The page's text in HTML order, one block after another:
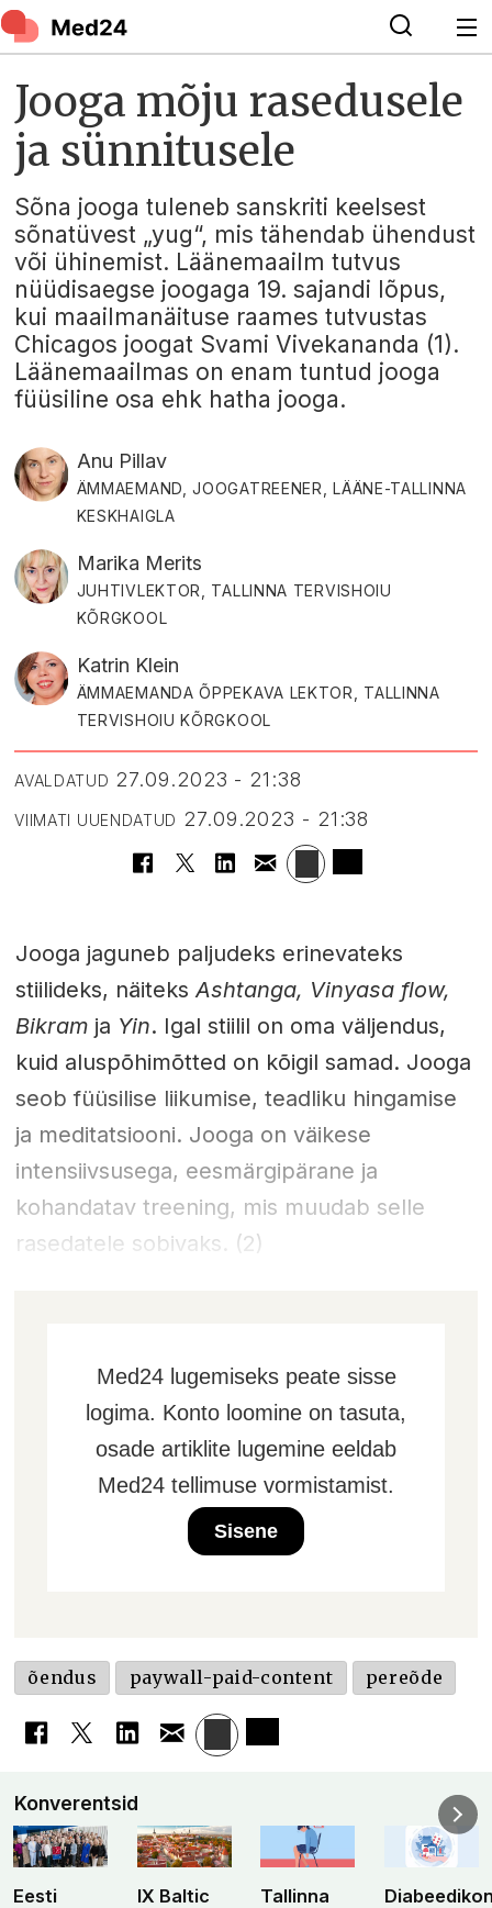
Jooga mõju rasedusele
ja sünnitusele
Sõna jooga tuleneb sanskriti keelsest
sõnatüvest „yug“, mis tähendab ühendust
või ühinemist. Läänemaailm tutvus
nüüdisaegse joogaga 19. sajandi lõpus,
kui maailmanäituse raames tutvustas
Chicagos joogat Svami Vivekananda (1).
Läänemaailmas on enam tuntud jooga
füüsiline osa ehk hatha jooga.
Anu Pillav
ÄMMAEMAND, JOOGATREENER, LÄÄNE-TALLINNA
KESKHAIGLA
Marika Merits
JUHTIVLEKTOR, TALLINNA TERVISHOIU
KÕRGKOOL
Katrin Klein
ÄMMAEMANDA ÕPPEKAVA LEKTOR, TALLINNA
TERVISHOIU KÕRGKOOL
AVALDATUD 27.09.2023 - 21:38
VIIMATI UUENDATUD 27.09.2023 - 21:38
Jooga jaguneb paljudeks erinevateks
stiilideks, näiteksAshtanga, Vinyasa flow,
Bikramja Yin. Igal stiilil on oma väljendus,
kuid aluspõhimõtted on kõigil samad. Jooga
seob füüsilise liikumise, teadliku hingamise
ja meditatsiooni. Jooga on väikese
intensiivsusega, eesmärgipärane ja
kohandatav treening, mis muudab selle
rasedatele sobivaks. (2)
Med24 lugemiseks peate sisse
logima. Konto loomine on tasuta,
osade artiklite lugemine eeldab
Med24 tellimuse vormistamist.
Sisene
õendus paywall-paid-content pereõde
Konverentsid
Eesti
IX Baltic
Tallinna